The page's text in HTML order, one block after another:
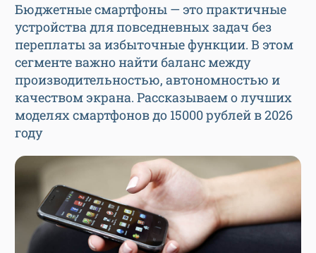
Бюджетные смартфоны — это практичные
устройства для повседневных задач без
переплаты за избыточные функции. В этом
сегменте важно найти баланс между
производительностью, автономностью и
качеством экрана. Рассказываем о лучших
моделях смартфонов до 15000 рублей в 2026
году